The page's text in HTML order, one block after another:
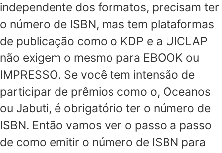
independente dos formatos, precisam ter
o número de ISBN, mas tem plataformas
de publicação como o KDP e a UICLAP
não exigem o mesmo para EBOOK ou
IMPRESSO. Se você tem intensão de
participar de prêmios como o, Oceanos
ou Jabuti, é obrigatório ter o número de
ISBN. Então vamos ver o passo a passo
de como emitir o número de ISBN para